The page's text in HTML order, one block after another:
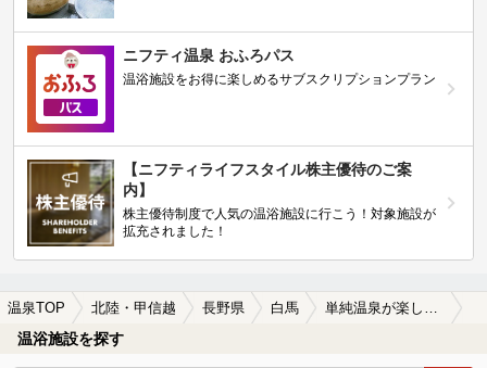
ニフティ温泉 おふろパス
温浴施設をお得に楽しめるサブスクリプションプラン
【ニフティライフスタイル株主優待のご案
内】
株主優待制度で人気の温浴施設に行こう！対象施設が
拡充されました！
温泉TOP 北陸・甲信越 長野県 白馬 単純温泉が楽しめる白馬の温泉、日帰り温泉、スーパー銭湯おすすめ
温浴施設を探す